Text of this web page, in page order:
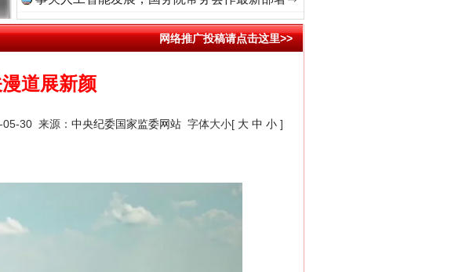
网络推广投稿请点击这里>>
道展新颜
30 来源： 中央纪委国家监委网站 字体大小[ 大 中 小 ]